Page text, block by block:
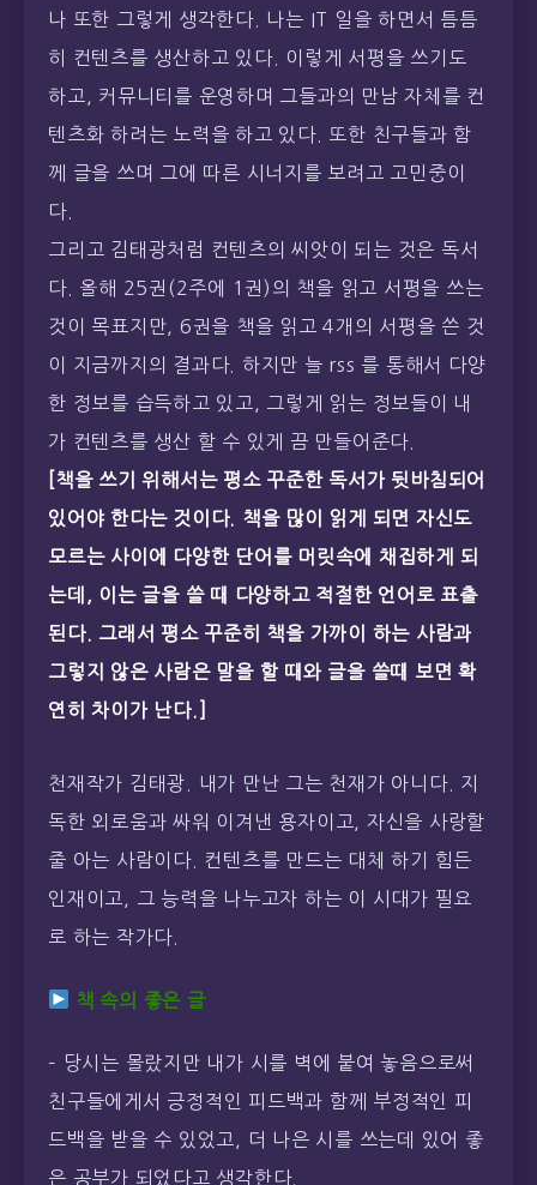
나 또한 그렇게 생각한다. 나는 IT 일을 하면서 틈틈
히 컨텐츠를 생산하고 있다. 이렇게 서평을 쓰기도
하고, 커뮤니티를 운영하며 그들과의 만남 자체를 컨
텐츠화 하려는 노력을 하고 있다. 또한 친구들과 함
께 글을 쓰며 그에 따른 시너지를 보려고 고민중이
다.
그리고 김태광처럼 컨텐츠의 씨앗이 되는 것은 독서
다. 올해 25권(2주에 1권)의 책을 읽고 서평을 쓰는
것이 목표지만, 6권을 책을 읽고 4개의 서평을 쓴 것
이 지금까지의 결과다. 하지만 늘 rss 를 통해서 다양
한 정보를 습득하고 있고, 그렇게 읽는 정보들이 내
가 컨텐츠를 생산 할 수 있게 끔 만들어준다.
[책을 쓰기 위해서는 평소 꾸준한 독서가 뒷바침되어
있어야 한다는 것이다. 책을 많이 읽게 되면 자신도
모르는 사이에 다양한 단어를 머릿속에 채집하게 되
는데, 이는 글을 쓸 때 다양하고 적절한 언어로 표출
된다. 그래서 평소 꾸준히 책을 가까이 하는 사람과
그렇지 않은 사람은 말을 할 때와 글을 쓸때 보면 확
연히 차이가 난다.]
천재작가 김태광. 내가 만난 그는 천재가 아니다. 지
독한 외로움과 싸워 이겨낸 용자이고, 자신을 사랑할
줄 아는 사람이다. 컨텐츠를 만드는 대체 하기 힘든
인재이고, 그 능력을 나누고자 하는 이 시대가 필요
로 하는 작가다.
책 속의 좋은 글
– 당시는 몰랐지만 내가 시를 벽에 붙여 놓음으로써
친구들에게서 긍정적인 피드백과 함께 부정적인 피
드백을 받을 수 있었고, 더 나은 시를 쓰는데 있어 좋
은 공부가 되었다고 생각한다.